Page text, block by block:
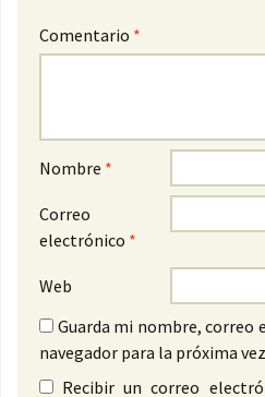
Comentario *
Nombre *
Correo
electrónico *
Web
Guarda mi nombre, correo
navegador para la próxima
Recibir un correo